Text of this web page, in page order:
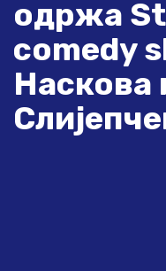
одржа
comedy
Наскова